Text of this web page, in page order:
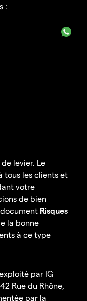
:
levier. Le
tous les clients et
votre
de bien
Risques
la bonne
à ce type
par IG
Rue du Rhône,
par la